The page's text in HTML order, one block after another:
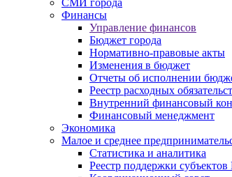
СМИ города
Финансы
Управление финансов
Бюджет города
Нормативно-правовые акты
Изменения в бюджет
Отчеты об исполнении
Реестр расходных
Внутренний финансовый
Финансовый менеджмент
Экономика
Малое и среднее
Статистика и аналитика
Реестр поддержки